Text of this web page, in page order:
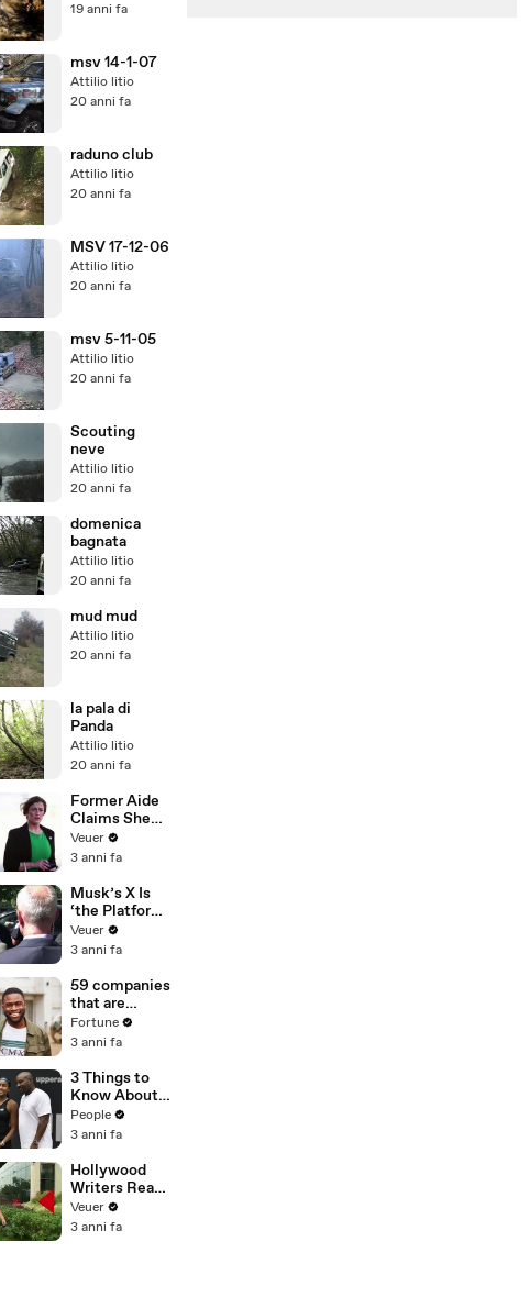
19 anni fa
msv 14-1-07
Attilio litio
20 anni fa
raduno club
Attilio litio
20 anni fa
MSV 17-12-06
Attilio litio
20 anni fa
msv 5-11-05
Attilio litio
20 anni fa
Scouting
neve
Attilio litio
20 anni fa
domenica
bagnata
Attilio litio
20 anni fa
mud mud
Attilio litio
20 anni fa
la pala di
Panda
Attilio litio
20 anni fa
Former Aide
Claims She
Was Asked to
Make a ‘Hit
Trump
Veuer
3 anni fa
Musk’s X Is
‘the Platform
With the
Largest Ratio
Misinformatio
n or
Disinformatio
n’ Amongst
All Social
Media
Platforms
Veuer
3 anni fa
59 companies
that are
changing the
world: From
Chobani
Fortune
3 anni fa
3 Things to
Know About
Coco Gauff's
Parents
People
3 anni fa
Hollywood
Writers Reach
‘Tentative
Agreement’
Veuer
3 anni fa